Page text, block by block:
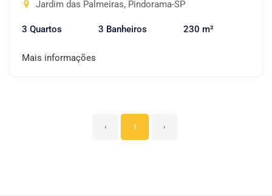
Jardim das Palmeiras, Pindorama-SP
3 Quartos 3 Banheiros 230 m²
Mais informações
‹ 1 ›